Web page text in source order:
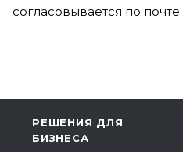
согласовывается по почте
РЕШЕНИЯ ДЛЯ
БИЗНЕСА